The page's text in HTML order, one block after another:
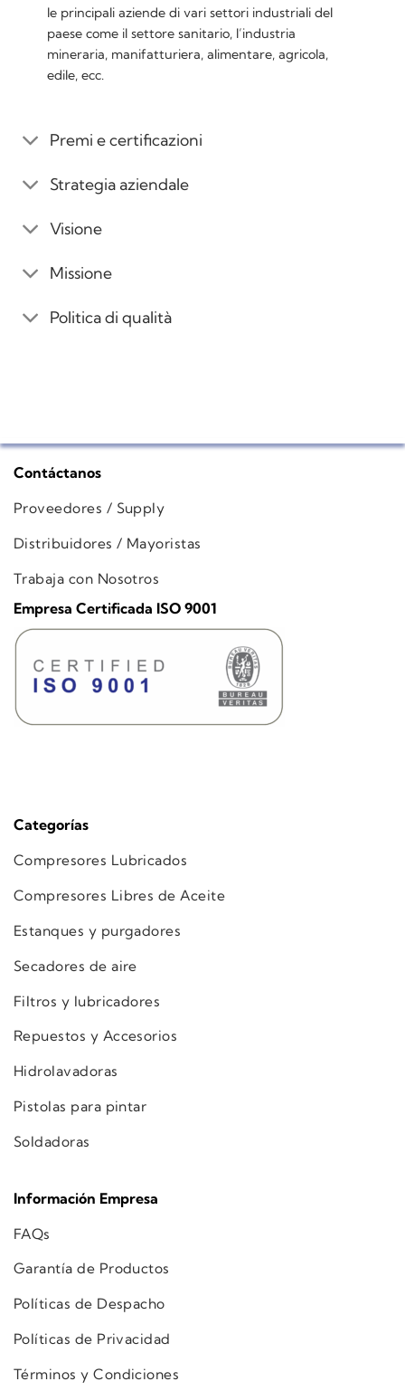
le principali aziende di vari settori industriali del
paese come il settore sanitario, l’industria
mineraria, manifatturiera, alimentare, agricola,
edile, ecc.
Premi e certificazioni
Strategia aziendale
Visione
Missione
Politica di qualità
Categorías
Compresores Lubricados
Compresores Libres de Aceite
Estanques y purgadores
Secadores de aire
Filtros y lubricadores
Repuestos y Accesorios
Hidrolavadoras
Pistolas para pintar
Soldadoras
Información Empresa
FAQs
Garantía de Productos
Políticas de Despacho
Políticas de Privacidad
Términos y Condiciones
Contáctanos
Proveedores / Supply
Distribuidores / Mayoristas
Trabaja con Nosotros
Empresa Certificada ISO 9001